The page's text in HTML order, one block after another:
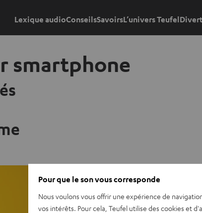
Lexique audioConseilsSavoirsL’univers Teufel
smartphone
Pour que le son vous corresponde
Nous voulons vous offrir une expérience de
vos intérêts. Pour cela, Teufel utilise des cookies et